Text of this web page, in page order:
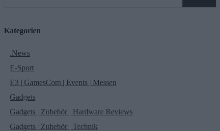
Kategorien
.News
E-Sport
E3 | GamesCom | Events | Messen
Gadgets
Gadgets | Zubehör | Hardware Reviews
Gadgets | Zubehör | Technik